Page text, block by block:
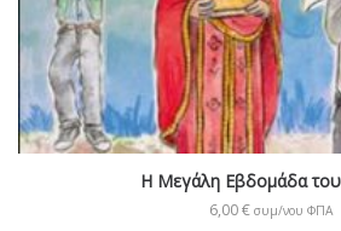
Η Μεγάλη Εβδομάδα
6,00€ συμ/νου ΦΠΑ